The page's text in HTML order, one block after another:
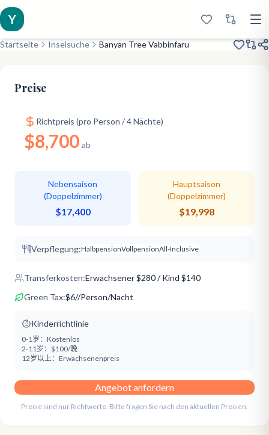
Y
Startseite Inselsuche Banyan Tree Vabbinfaru
Preise
Richtpreis (pro Person / 4 Nächte)
$8,700 ab
Nebensaison
(Doppelzimmer)
$17,400
Hauptsaison
(Doppelzimmer)
$19,998
Verpflegung:HalbpensionVollpensionAll-Inclusive
Transferkosten:Erwachsener$280/ Kind $140
Green Tax:$6//Person/Nacht
Kinderrichtlinie
0-1岁： Kostenlos
2-11岁： $100/晚
12岁以上： Erwachsenenpreis
Angebot anfordern
Preise sind nur Richtwerte. Bitte fragen Sie nach den aktuellen Preisen.